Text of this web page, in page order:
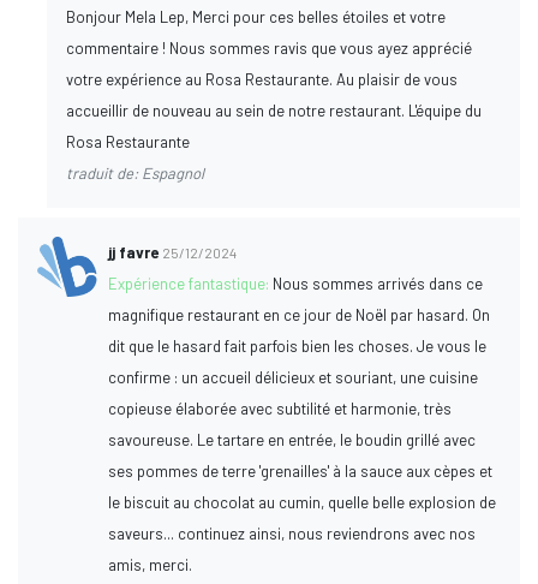
Bonjour Mela Lep, Merci pour ces belles étoiles et votre
commentaire ! Nous sommes ravis que vous ayez apprécié
votre expérience au Rosa Restaurante. Au plaisir de vous
accueillir de nouveau au sein de notre restaurant. L'équipe du
Rosa Restaurante
traduit de: Espagnol
jj favre 25/12/2024
Expérience fantastique: Nous sommes arrivés dans ce
magnifique restaurant en ce jour de Noël par hasard. On
dit que le hasard fait parfois bien les choses. Je vous le
confirme : un accueil délicieux et souriant, une cuisine
copieuse élaborée avec subtilité et harmonie, très
savoureuse. Le tartare en entrée, le boudin grillé avec
ses pommes de terre 'grenailles' à la sauce aux cèpes et
le biscuit au chocolat au cumin, quelle belle explosion de
saveurs... continuez ainsi, nous reviendrons avec nos
amis, merci.